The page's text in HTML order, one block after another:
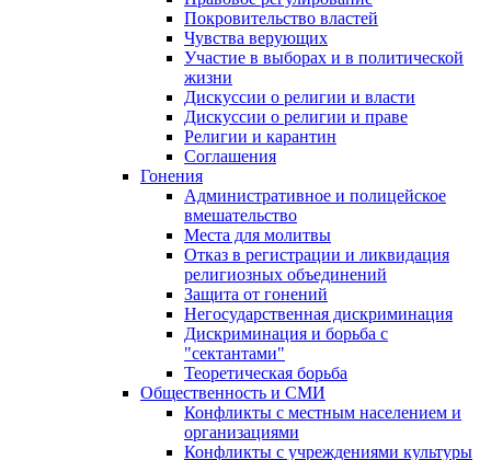
Покровительство властей
Чувства верующих
Участие в выборах и в политической
жизни
Дискуссии о религии и власти
Дискуссии о религии и праве
Религии и карантин
Соглашения
Гонения
Административное и полицейское
вмешательство
Места для молитвы
Отказ в регистрации и ликвидация
религиозных объединений
Защита от гонений
Негосударственная дискриминация
Дискриминация и борьба с
"сектантами"
Теоретическая борьба
Общественность и СМИ
Конфликты с местным населением и
организациями
Конфликты с учреждениями культуры